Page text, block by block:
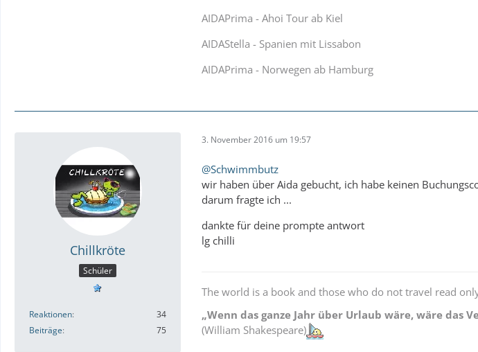
AIDAPrima - Ahoi Tour ab Kiel
AIDAStella - Spanien mit Lissabon
AIDAPrima - Norwegen ab Hamburg
Chillkröte
Schüler
Reaktionen
34
Beiträge
75
3. November 2016 um 19:57
@Schwimmbutz
wir haben über Aida gebucht, ich habe keinen
darum fragte ich ...
dankte für deine prompte antwort
lg chilli
The world is a book and those who do not travel read
„Wenn das ganze Jahr über Urlaub wäre, wäre das
(William Shakespeare)